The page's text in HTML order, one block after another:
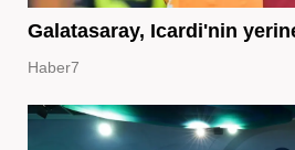
Galatasaray, Icardi'nin
Haber7